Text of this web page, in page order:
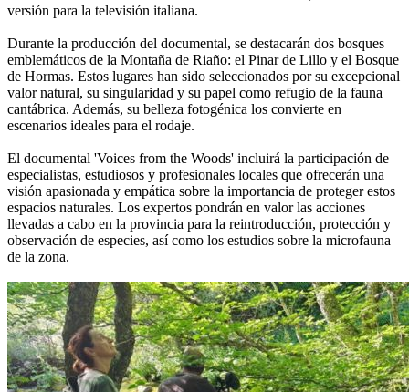
versión para la televisión italiana.
Durante la producción del documental, se destacarán dos bosques
emblemáticos de la Montaña de Riaño: el Pinar de Lillo y el Bosque
de Hormas. Estos lugares han sido seleccionados por su excepcional
valor natural, su singularidad y su papel como refugio de la fauna
cantábrica. Además, su belleza fotogénica los convierte en
escenarios ideales para el rodaje.
El documental 'Voices from the Woods' incluirá la participación de
especialistas, estudiosos y profesionales locales que ofrecerán una
visión apasionada y empática sobre la importancia de proteger estos
espacios naturales. Los expertos pondrán en valor las acciones
llevadas a cabo en la provincia para la reintroducción, protección y
observación de especies, así como los estudios sobre la microfauna
de la zona.